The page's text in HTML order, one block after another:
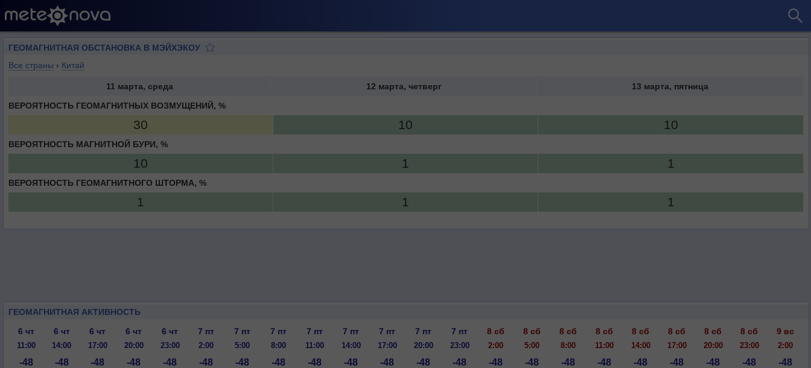
ГЕОМАГНИТНАЯ ОБСТАНОВКА В МЭЙХЭКОУ
Все страны › Китай
11 марта, среда 12 марта, четверг
13 марта, пятница
ВЕРОЯТНОСТЬ ГЕОМАГНИТНЫХ ВОЗМУЩЕНИЙ, %
30 10 10
ВЕРОЯТНОСТЬ МАГНИТНОЙ БУРИ, %
10 1 1
ВЕРОЯТНОСТЬ ГЕОМАГНИТНОГО ШТОРМА, %
1 1 1
ГЕОМАГНИТНАЯ АКТИВНОСТЬ
6 чт
6 чт 6 чт 6 чт 6 чт 7 пт 7 пт 7 пт 7 пт 7 пт 7 пт 7 пт 7 пт 8 сб 8 сб 8 сб 8 сб 8 сб 8 сб 8 сб 8 сб 9 вс
11:00 14:00 17:00 20:00 23:00 2:00 5:00 8:00 11:00 14:00 17:00 20:00 23:00 2:00 5:00 8:00 11:00 14:00 17:00 20:00 23:00 2:00
-48 -48 -48 -48 -48 -48 -48 -48 -48 -48 -48 -48 -48 -48 -48 -48 -48 -48 -48 -48 -48 -48